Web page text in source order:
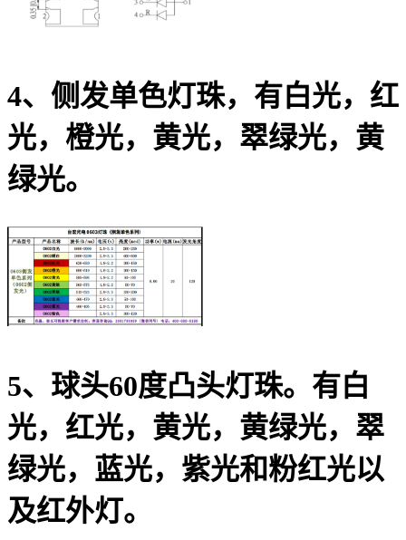
4、侧发单色灯珠，有白光，红
光，橙光，黄光，翠绿光，黄
绿光。
5、球头60度凸头灯珠。有白
光，红光，黄光，黄绿光，翠
绿光，蓝光，紫光和粉红光以
及红外灯。